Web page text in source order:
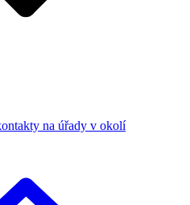
na úřady v okolí